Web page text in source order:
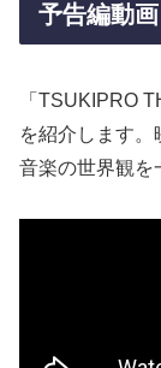
予告編動画
「TSUKIPRO
を紹介します。
音楽の世界観を